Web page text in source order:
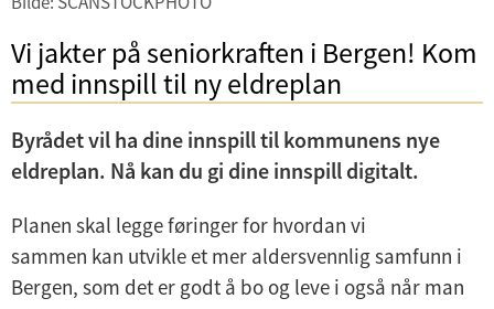
e
n
Vi jakter på seniorkraften i Bergen! Kom
med innspill til ny eldreplan
Byrådet vil ha dine innspill til kommunens nye
eldreplan. Nå kan du gi dine innspill digitalt.
Planen skal legge føringer for hvordan vi
sammen kan utvikle et mer aldersvennlig samfunn i
Bergen, som det er godt å bo og leve i også når man